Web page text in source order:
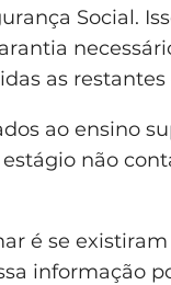
Social.
as restantes
ao ensino
não
é se
informação